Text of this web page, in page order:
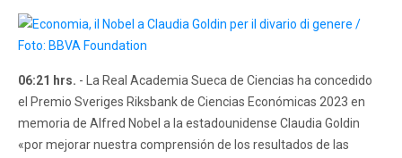
06:21 hrs. - La Real Academia Sueca de Ciencias ha concedido
el Premio Sveriges Riksbank de Ciencias Económicas 2023 en
memoria de Alfred Nobel a la estadounidense Claudia Goldin
«por mejorar nuestra comprensión de los resultados de las